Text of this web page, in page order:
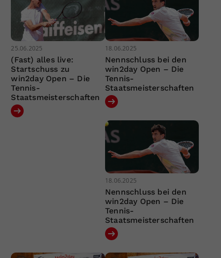
25.06.2025
(Fast) alles live:
Startschuss zu
win2day Open – Die
Tennis-
Staatsmeisterschaften
18.06.2025
Nennschluss bei den
win2day Open – Die
Tennis-
Staatsmeisterschaften
18.06.2025
Nennschluss bei den
win2day Open – Die
Tennis-
Staatsmeisterschaften